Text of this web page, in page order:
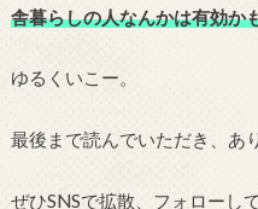
舎暮らしの人なんかは有効か
ゆるくいこー。
最後まで読んでいただき、あ
ぜひSNSで拡散、フォローし